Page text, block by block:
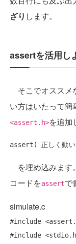
ざり します。
assertを活用し
そこでオススメ
い方はいたって簡
<assert.h>を追加
を埋め込みます
コードをassertで
simulate.c
#include
#include